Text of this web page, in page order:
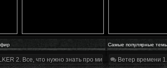
Самые популярные
2. Все, что нужно знать про мир, геймплей и сюжет |
Ветер времени